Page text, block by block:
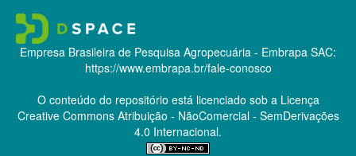
Empresa Brasileira de Pesquisa Agropecuária - Embrapa SAC:
https://www.embrapa.br/fale-conosco
O conteúdo do repositório está licenciado sob a Licença
Creative CommonsAtribuição - NãoComercial - SemDerivações
4.0 Internacional.